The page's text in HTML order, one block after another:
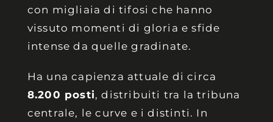
con migliaia di tifosi che hanno
vissuto momenti di gloria e sfide
intense da quelle gradinate.
Ha una capienza attuale di circa
8.200 posti, distribuiti tra la tribuna
centrale, le curve e i distinti. In